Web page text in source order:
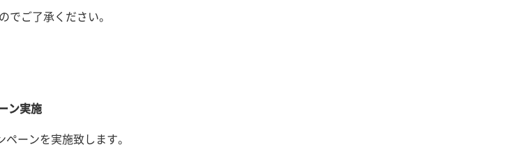
でご了承ください。
ン実施
ーンを実施致します。